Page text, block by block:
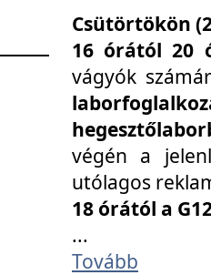
Csütörtökön
16 órától 20
vágyók
végén a
utólagos
18 órától a
...
Tovább